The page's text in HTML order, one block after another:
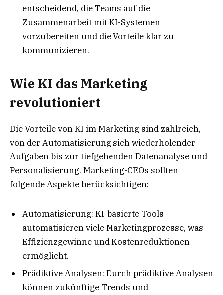
entscheidend, die Teams auf die
Zusammenarbeit mit KI-Systemen
vorzubereiten und die Vorteile klar zu
kommunizieren.
Wie KI das Marketing
revolutioniert
Die Vorteile von KI im Marketing sind zahlreich,
von der Automatisierung sich wiederholender
Aufgaben bis zur tiefgehenden Datenanalyse und
Personalisierung. Marketing-CEOs sollten
folgende Aspekte berücksichtigen:
Automatisierung: KI-basierte Tools
automatisieren viele Marketingprozesse, was
Effizienzgewinne und Kostenreduktionen
ermöglicht.
Prädiktive Analysen: Durch prädiktive Analysen
können zukünftige Trends und